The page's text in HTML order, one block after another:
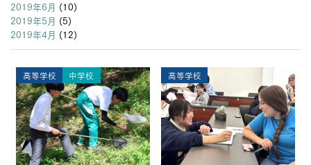
2019年6月 (10)
2019年5月 (5)
2019年4月 (12)
高等学校 中学校 高等学校